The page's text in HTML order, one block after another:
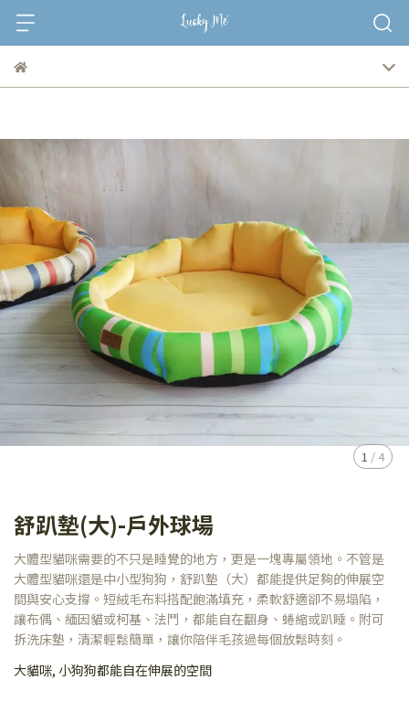
1 / 4
舒趴墊(大)-戶外球場
大體型貓咪需要的不只是睡覺的地方，更是一塊專屬領地。不管是
大體型貓咪還是中小型狗狗，舒趴墊（大）都能提供足夠的伸展空
間與安心支撐。短絨毛布料搭配飽滿填充，柔軟舒適卻不易塌陷，
讓布偶、緬因貓或柯基、法鬥，都能自在翻身、蜷縮或趴睡。附可
拆洗床墊，清潔輕鬆簡單，讓你陪伴毛孩過每個放鬆時刻。
大貓咪, 小狗狗都能自在伸展的空間